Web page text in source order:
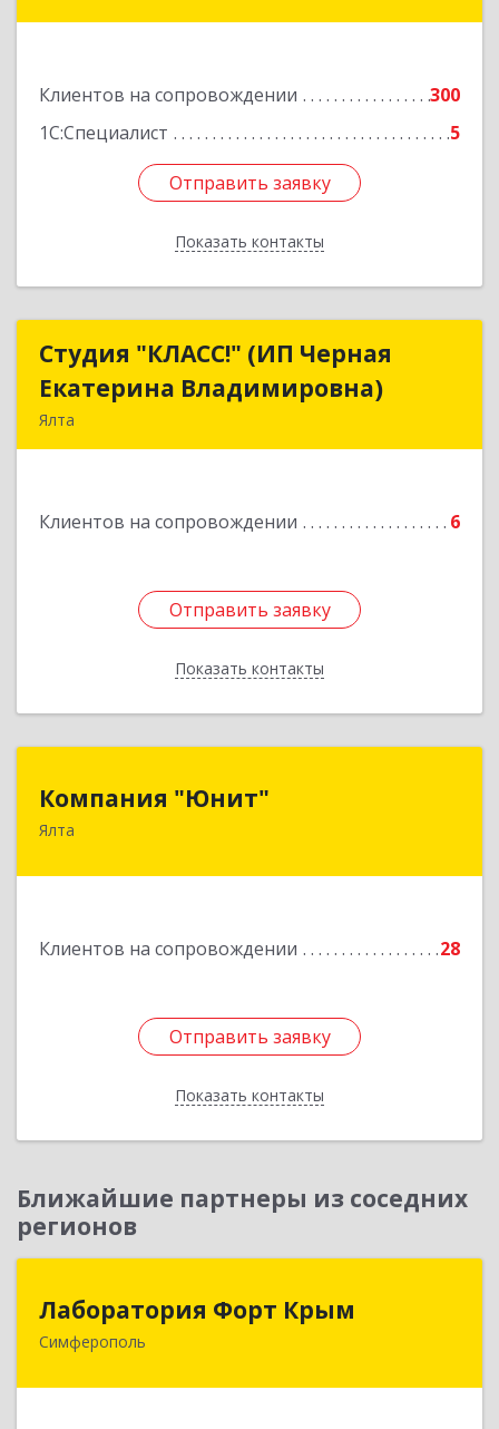
Клиентов на сопровождении
300
1С:Специалист
5
Отправить заявку
Показать контакты
Отправить заявку
Назад
Студия "КЛАСС!" (ИП Черная
Екатерина Владимировна)
Ялта
Клиентов на сопровождении 6
Отправить заявку
Показать контакты
Студия "КЛАСС!" (ИП Черная
Екатерина Владимировна)
Отправить заявку
Назад
Компания "Юнит"
Ялта
Клиентов на сопровождении 28
Отправить заявку
Показать контакты
298600, Крым Респ, Ялта г, Васильева ул, дом №
Отправить заявку
Назад
Ближайшие партнеры из соседних
регионов
Лаборатория Форт Крым
Симферополь
295034, Крым Респ, Симферополь г, Киевская